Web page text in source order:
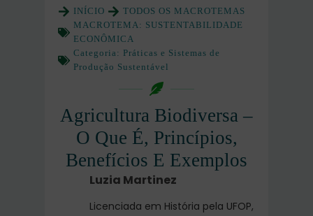
INÍCIO
TODOS OS MACROTEMAS
MACROTEMA: SUSTENTABILIDADE
ECONÔMICA
Categoria: Práticas e Sistemas de
Produção Sustentável
Agricultura Biodiversa –
O Que É, Princípios,
Benefícios E Exemplos
Luzia Martinez
Licenciada em História pela UFOP,